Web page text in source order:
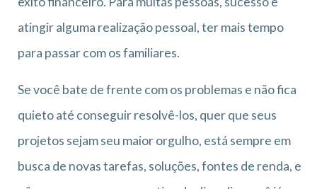
atingir alguma realização pessoal, ter mais tempo
para passar com os familiares.
Se você bate de frente com os problemas e não fica
quieto até conseguir resolvê-los, quer que seus
projetos sejam seu maior orgulho, está sempre em
busca de novas tarefas, soluções, fontes de renda, e